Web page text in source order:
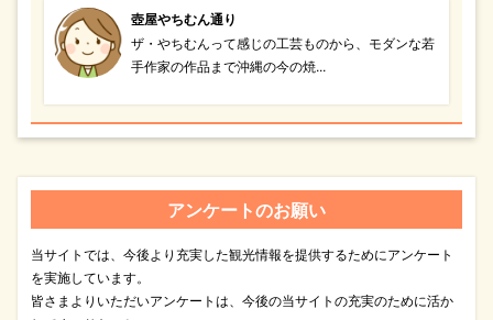
壺屋やちむん通り
ザ・やちむんって感じの工芸ものから、モダンな若
手作家の作品まで沖縄の今の焼...
アンケートのお願い
当サイトでは、今後より充実した観光情報を提供するためにアンケート
を実施しています。
皆さまよりいただいアンケートは、今後の当サイトの充実のために活か